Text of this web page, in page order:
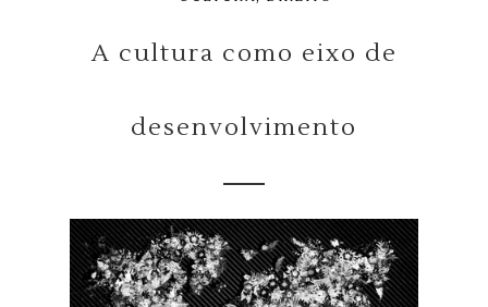
A cultura como eixo de
desenvolvimento